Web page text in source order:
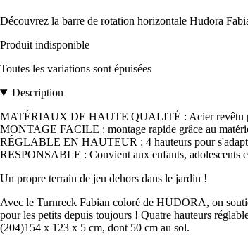
Découvrez la barre de rotation horizontale Hudora
Produit indisponible
Toutes les variations sont épuisées
Description
MATÉRIAUX DE HAUTE QUALITÉ : Acier revêtu
MONTAGE FACILE : montage rapide grâce au
RÉGLABLE EN HAUTEUR : 4 hauteurs pour
RESPONSABLE : Convient aux enfants, adolescents
Un propre terrain de jeu dehors dans le jardin !
Avec le Turnreck Fabian coloré de HUDORA, on
pour les petits depuis toujours ! Quatre hauteurs
(204)154 x 123 x 5 cm, dont 50 cm au sol.